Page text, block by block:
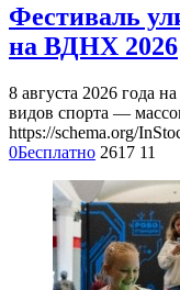
Фестиваль
на ВДНХ 2026
8 августа 2026 года
видов спорта —
https://schema.org/
0Бесплатно 2617 11